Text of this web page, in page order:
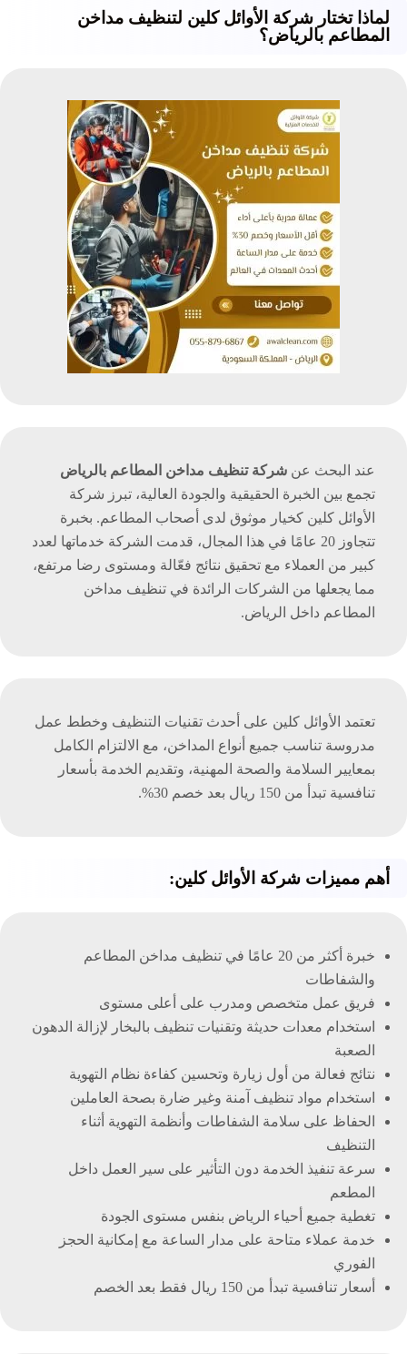
لماذا تختار شركة الأوائل كلين لتنظيف مداخن
المطاعم بالرياض؟
عند البحث عن شركة تنظيف مداخن المطاعم بالرياض
تجمع بين الخبرة الحقيقية والجودة العالية، تبرز شركة
الأوائل كلين كخيار موثوق لدى أصحاب المطاعم. بخبرة
تتجاوز 20 عامًا في هذا المجال، قدمت الشركة خدماتها لعدد
كبير من العملاء مع تحقيق نتائج فعّالة ومستوى رضا مرتفع،
مما يجعلها من الشركات الرائدة في تنظيف مداخن
المطاعم داخل الرياض.
تعتمد الأوائل كلين على أحدث تقنيات التنظيف وخطط عمل
مدروسة تناسب جميع أنواع المداخن، مع الالتزام الكامل
بمعايير السلامة والصحة المهنية، وتقديم الخدمة بأسعار
تنافسية تبدأ من 150 ريال بعد خصم 30%.
أهم مميزات شركة الأوائل كلين:
خبرة أكثر من 20 عامًا في تنظيف مداخن المطاعم
والشفاطات
فريق عمل متخصص ومدرب على أعلى مستوى
استخدام معدات حديثة وتقنيات تنظيف بالبخار لإزالة الدهون
الصعبة
نتائج فعالة من أول زيارة وتحسين كفاءة نظام التهوية
استخدام مواد تنظيف آمنة وغير ضارة بصحة العاملين
الحفاظ على سلامة الشفاطات وأنظمة التهوية أثناء
التنظيف
سرعة تنفيذ الخدمة دون التأثير على سير العمل داخل
المطعم
تغطية جميع أحياء الرياض بنفس مستوى الجودة
خدمة عملاء متاحة على مدار الساعة مع إمكانية الحجز
الفوري
أسعار تنافسية تبدأ من 150 ريال فقط بعد الخصم